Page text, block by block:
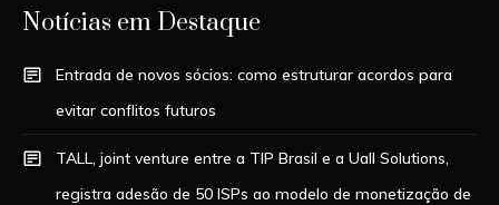
Notícias em Destaque
Entrada de novos sócios: como estruturar acordos para
evitar conflitos futuros
TALL, joint venture entre a TIP Brasil e a Uall Solutions,
registra adesão de 50 ISPs ao modelo de monetização de